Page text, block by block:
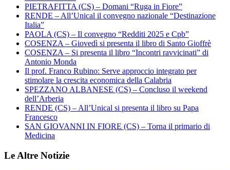
PIETRAFITTA (CS) – Domani “Ruga in Fiore”
RENDE – All’Unical il convegno nazionale “Destinazione
Italia”
PAOLA (CS) – Il convegno “Redditi 2025 e Cpb”
COSENZA – Giovedì si presenta il libro di Santo Gioffrè
COSENZA – Si presenta il libro “Incontri ravvicinati” di
Antonio Monda
Il prof. Franco Rubino: Serve approccio integrato per
stimolare la crescita economica della Calabria
SPEZZANO ALBANESE (CS) – Concluso il weekend
dell’Arberia
RENDE (CS) – All’Unical si presenta il libro su Papa
Francesco
SAN GIOVANNI IN FIORE (CS) – Torna il primario di
Medicina
Le Altre Notizie